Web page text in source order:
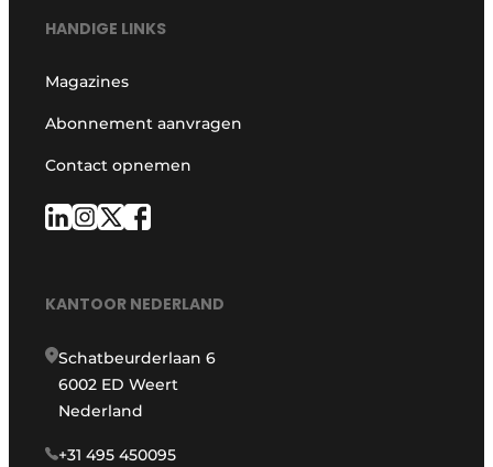
HANDIGE LINKS
Magazines
Abonnement aanvragen
Contact opnemen
KANTOOR NEDERLAND
Schatbeurderlaan 6
6002 ED Weert
Nederland
+31 495 450095